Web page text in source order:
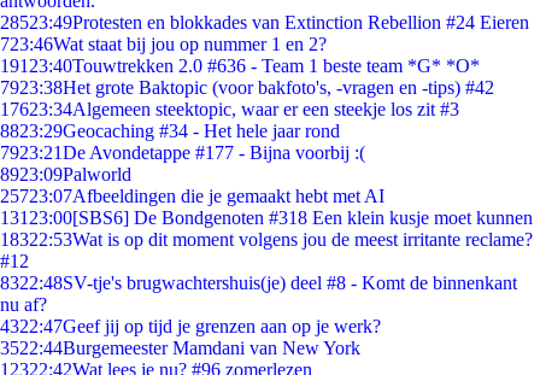
28523:49Protesten en blokkades van Extinction Rebellion #24 Eieren
723:46Wat staat bij jou op nummer 1 en 2?
191 23:40Touwtrekken 2.0 #636 - Team 1 beste team *G* *O*
7923:38Het grote Baktopic (voor bakfoto's, -vragen en -tips) #42
17623:34Algemeen steektopic, waar er een steekje los zit #3
8823:29Geocaching #34 - Het hele jaar rond
7923:21De Avondetappe #177 - Bijna voorbij :(
8923:09Palworld
25723:07Afbeeldingen die je gemaakt hebt met AI
131 23:00[SBS6] De Bondgenoten #318 Een klein kusje moet kunnen
18322:53Wat is op dit moment volgens jou de meest irritante reclame?
#12
8322:48SV-tje's brugwachtershuis(je) deel #8 - Komt de binnenkant
nu af?
4322:47Geef jij op tijd je grenzen aan op je werk?
3522:44Burgemeester Mamdani van New York
12322:42Wat lees je nu? #96 zomerlezen